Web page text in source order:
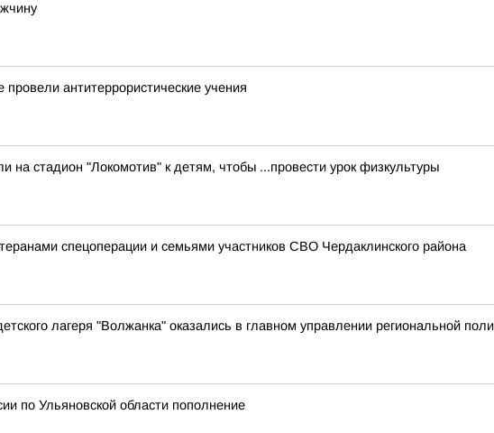
антитеррористические учения
на стадион "Локомотив" к детям, чтобы ...провести урок физкультуры
спецоперации и семьями участников СВО Чердаклинского района
лагеря "Волжанка" оказались в главном управлении региональной
по Ульяновской области пополнение